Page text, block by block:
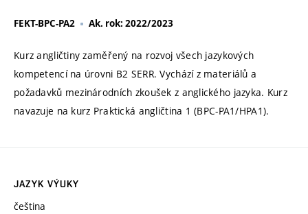
FEKT-BPC-PA2 Ak. rok: 2022/2023
Kurz angličtiny zaměřený na rozvoj všech jazykových
kompetencí na úrovni B2 SERR. Vychází z materiálů a
požadavků mezinárodních zkoušek z anglického jazyka. Kurz
navazuje na kurz Praktická angličtina 1 (BPC-PA1/HPA1).
JAZYK VÝUKY
čeština